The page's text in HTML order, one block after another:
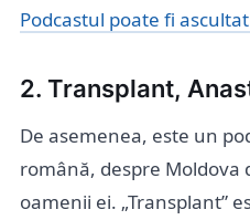
Podcastul poate fi
2. Transplant,
De asemenea, este un
română, despre Moldova
oamenii ei. „Transplant”